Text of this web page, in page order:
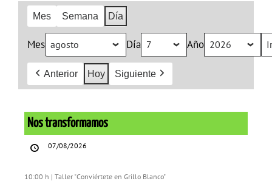
Mes Semana Día
Mes Día Año
Anterior Hoy Siguiente
transformamos
Nos transformamos
07/08/2026
10:00 h | Taller "Conviértete en Grillo Blanco"